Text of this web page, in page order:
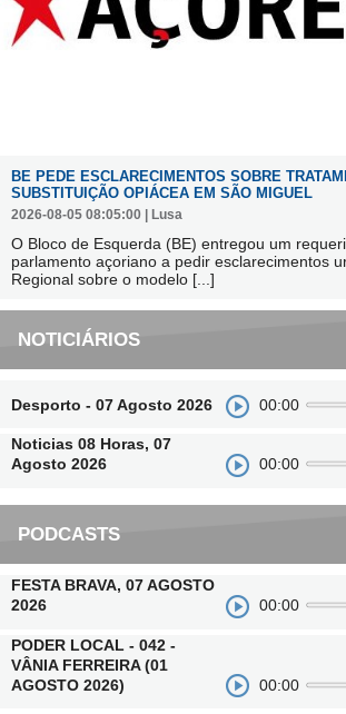
BE PEDE ESCLARECIMENTOS SOBRE
SUBSTITUIÇÃO OPIÁCEA EM SÃO MIGUEL
2026-08-05 08:05:00 | Lusa
O Bloco de Esquerda (BE) entregou um
parlamento açoriano a pedir esclarecimentos
Regional sobre o modelo [...]
NOTICIÁRIOS
Desporto - 07 Agosto 2026 00:00
Noticias 08 Horas, 07
Agosto 2026
00:00
PODCASTS
FESTA BRAVA, 07 AGOSTO
2026
00:00
PODER LOCAL - 042 -
VÂNIA FERREIRA (01
AGOSTO 2026)
00:00